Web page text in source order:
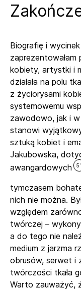
Biografię i
kobiety, artystki i
działała na polu
z życiorysami
systemowemu
zawodowo, jak i
stanowi
sztuką kobiet i
Jakubowska,
awangardowych
51
tymczasem
nich nie można.
względem
twórczej –
a do tego nie
medium z jarzma
obrusów, serwet i
twórczości tkała
Warto zauważyć,